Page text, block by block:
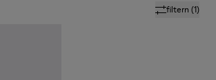
filtern (1)